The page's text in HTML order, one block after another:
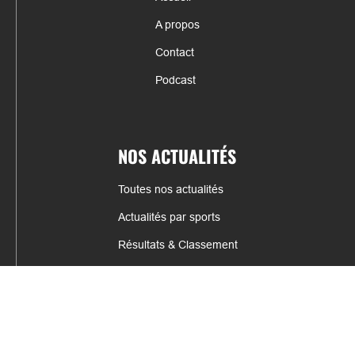
A propos
Contact
Podcast
NOS ACTUALITÉS
Toutes nos actualités
Actualités par sports
Résultats & Classement